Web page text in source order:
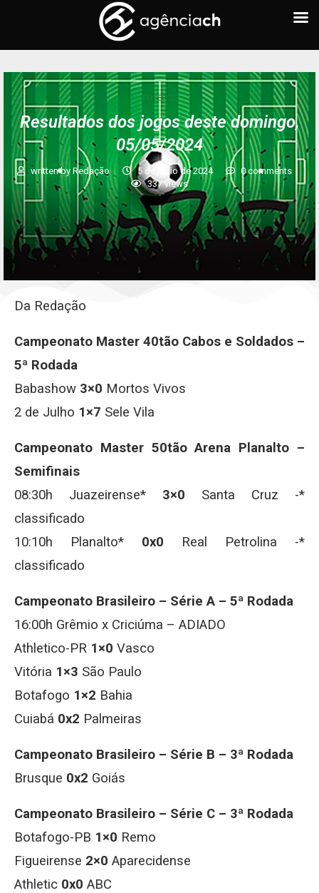
FUTEBOL
Resultados dos jogos deste domingo,
05/05/2024
written by Redação 5 de maio de 2024
0 comments
337views
Da Redação
Campeonato Master 40tão Cabos e Soldados –
5ª Rodada
Babashow 3×0 Mortos Vivos
2 de Julho 1×7 Sele Vila
Campeonato Master 50tão Arena Planalto –
Semifinais
08:30h Juazeirense* 3×0 Santa Cruz -*
classificado
10:10h Planalto* 0x0 Real Petrolina -*
classificado
Campeonato Brasileiro – Série A – 5ª Rodada
16:00h Grêmio x Criciúma – ADIADO
Athletico-PR 1×0 Vasco
Vitória 1×3 São Paulo
Botafogo 1×2 Bahia
Cuiabá 0x2 Palmeiras
Campeonato Brasileiro – Série B – 3ª Rodada
Brusque 0x2 Goiás
Campeonato Brasileiro – Série C – 3ª Rodada
Botafogo-PB 1×0 Remo
Figueirense 2×0 Aparecidense
Athletic 0x0 ABC